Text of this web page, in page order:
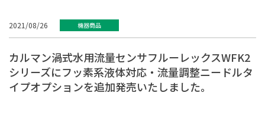
2021/08/26 機器商品
カルマン渦式水用流量センサフルーレックスWFK2
シリーズにフッ素系液体対応・流量調整ニードルタ
イプオプションを追加発売いたしました。